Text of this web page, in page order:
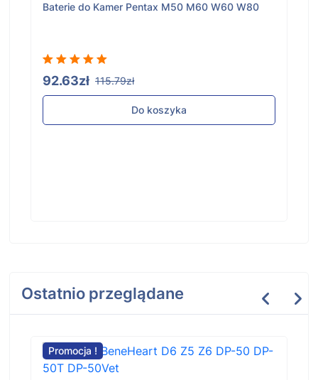
Baterie do Kamer Pentax M50 M60 W60 W80
92.63zł 115.79zł
Do koszyka
Ostatnio przeglądane
Promocja !